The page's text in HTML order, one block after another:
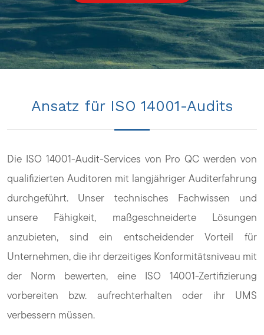
Ansatz für ISO 14001-Audits
Die ISO 14001-Audit-Services von Pro QC werden von
qualifizierten Auditoren mit langjähriger Auditerfahrung
durchgeführt. Unser technisches Fachwissen und
unsere Fähigkeit, maßgeschneiderte Lösungen
anzubieten, sind ein entscheidender Vorteil für
Unternehmen, die ihr derzeitiges Konformitätsniveau mit
der Norm bewerten, eine ISO 14001-Zertifizierung
vorbereiten bzw. aufrechterhalten oder ihr UMS
verbessern müssen.